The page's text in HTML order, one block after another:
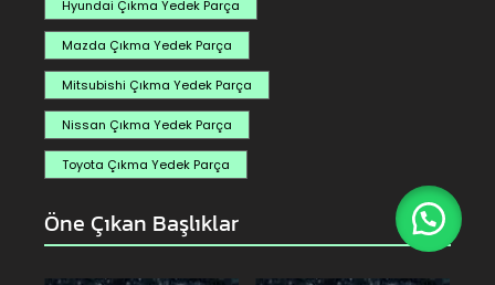
Hyundai Çıkma Yedek Parça
Mazda Çıkma Yedek Parça
Mitsubishi Çıkma Yedek Parça
Nissan Çıkma Yedek Parça
Toyota Çıkma Yedek Parça
Öne Çıkan Başlıklar